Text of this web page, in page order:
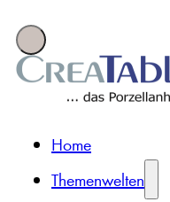
Home
Themenwelten